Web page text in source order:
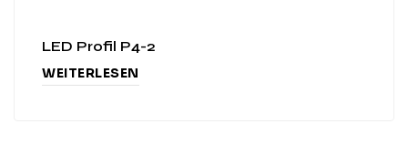
LED Profil P4-2
WEITERLESEN